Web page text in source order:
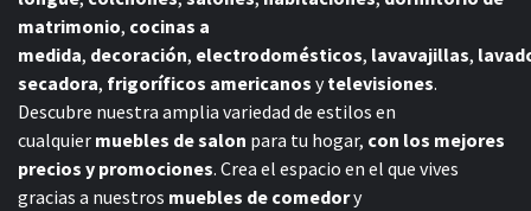
matrimonio, cocinas a
medida, decoración, electrodomésticos, lavavajillas,
secadora, frigoríficos americanos ytelevisiones.
Descubre nuestra amplia variedad de estilos en
cualquier muebles de salon para tu hogar, con los mejores
precios y promociones. Crea el espacio en el que vives
gracias a nuestros muebles de comedory